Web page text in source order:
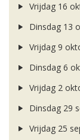
Vrijdag 16
Dinsdag 13
Vrijdag 9
Dinsdag 6
Vrijdag 2
Dinsdag 29
Vrijdag 25